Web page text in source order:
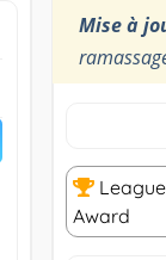
Mise à
League
Award